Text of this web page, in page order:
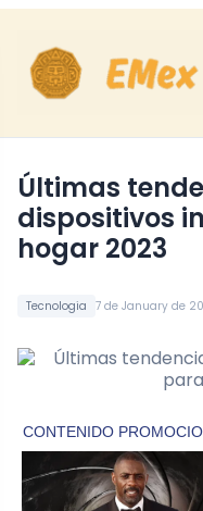
Tecnologia 7 de January de
Últimas tendencias en
dispositivos
hogar 2023